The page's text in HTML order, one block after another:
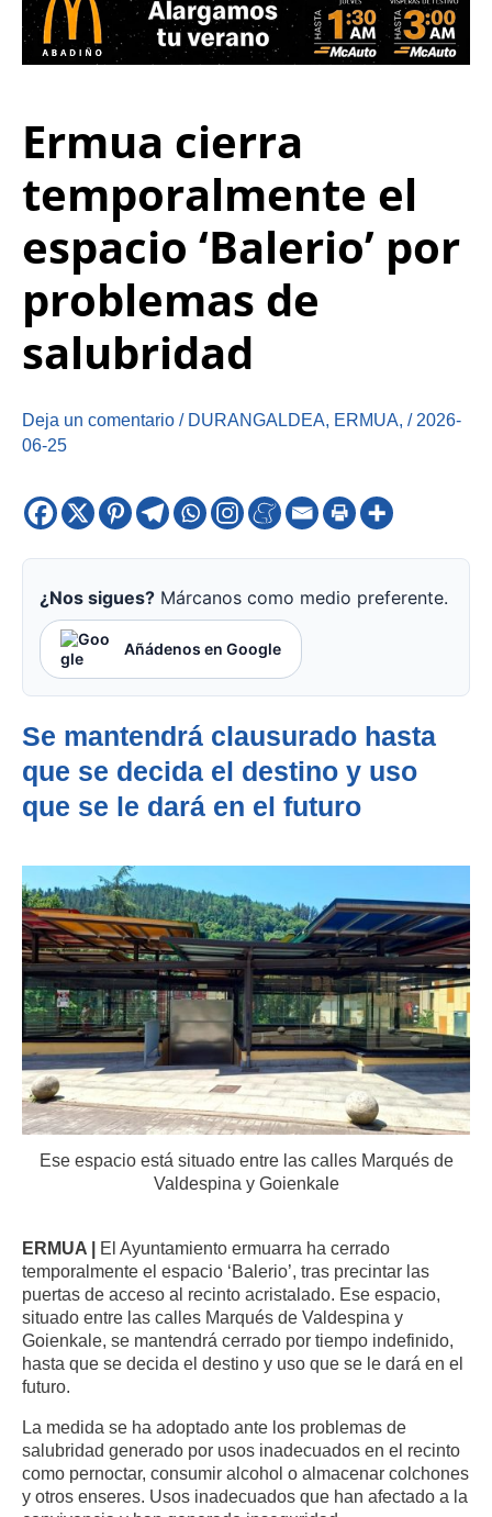
Ermua cierra
temporalmente el
espacio ‘Balerio’ por
problemas de
salubridad
Deja un comentario / DURANGALDEA, ERMUA, / 2026-
06-25
¿Nos sigues? Márcanos como medio preferente.
Añádenos en Google
Se mantendrá clausurado hasta
que se decida el destino y uso
que se le dará en el futuro
Ese espacio está situado entre las calles Marqués de
Valdespina y Goienkale
ERMUA | El Ayuntamiento ermuarra ha cerrado
temporalmente el espacio ‘Balerio’, tras precintar las
puertas de acceso al recinto acristalado. Ese espacio,
situado entre las calles Marqués de Valdespina y
Goienkale, se mantendrá cerrado por tiempo indefinido,
hasta que se decida el destino y uso que se le dará en el
futuro.
La medida se ha adoptado ante los problemas de
salubridad generado por usos inadecuados en el recinto
como pernoctar, consumir alcohol o almacenar colchones
y otros enseres. Usos inadecuados que han afectado a la